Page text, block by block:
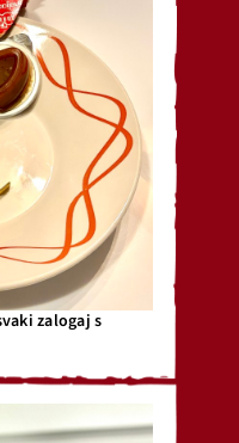
zalogaj s